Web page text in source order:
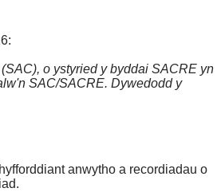
o ystyried y byddai SACRE yn
SAC/SACRE. Dywedodd y
anwytho a recordiadau o